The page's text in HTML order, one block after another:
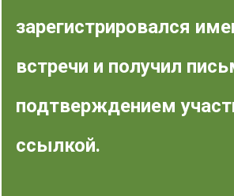
зарегистрировался
встречи и получил
подтверждением
ссылкой.